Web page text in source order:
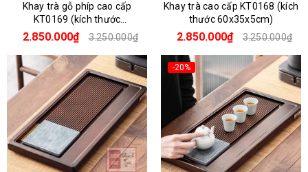
Khay trà gỗ phíp cao cấp
KT0169 (kích thước
60x36x4.5cm)
2.850.000₫ 3.250.000₫
Khay trà cao cấp KT0168 (kích
thước 60x35x5cm)
2.850.000₫ 3.250.000₫
-20%